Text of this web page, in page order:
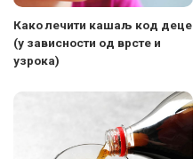
Како лечити кашаљ код деце
(у зависности од врсте и
узрока)